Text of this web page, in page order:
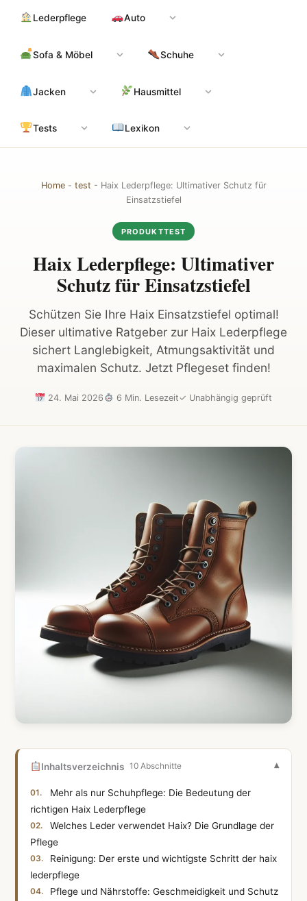
Inhalt
Lederpflege Auto
Sofa & Möbel Schuhe
Jacken Hausmittel
Tests Lexikon
Home- test - Haix Lederpflege: Ultimativer Schutz für
Einsatzstiefel
PRODUKTTEST
Haix Lederpflege: Ultimativer
Schutz für Einsatzstiefel
Schützen Sie Ihre Haix Einsatzstiefel optimal!
Dieser ultimative Ratgeber zur Haix Lederpflege
sichert Langlebigkeit, Atmungsaktivität und
maximalen Schutz. Jetzt Pflegeset finden!
24. Mai 2026 6 Min. Lesezeit✓ Unabhängig geprüft
Inhaltsverzeichnis 10 Abschnitte
Mehr als nur Schuhpflege: Die Bedeutung der
richtigen Haix Lederpflege
Welches Leder verwendet Haix? Die Grundlage der
Pflege
Reinigung: Der erste und wichtigste Schritt der haix
lederpflege
Pflege und Nährstoffe: Geschmeidigkeit und Schutz